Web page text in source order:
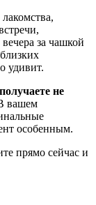
за чашкой
удивит.
не
вашем
особенным.
прямо сейчас и